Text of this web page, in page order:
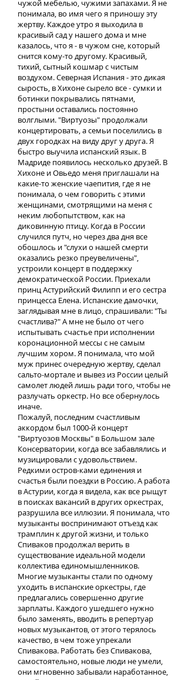
чужой мебелью, чужими запахами. Я не
понимала, во имя чего я приношу эту
жертву. Каждое утро я выходила в
красивый сад у нашего дома и мне
казалось, что я - в чужом сне, который
снится кому-то другому. Красивый,
тихий, сытный кошмар с чистым
воздухом. Северная Испания - это дикая
сырость, в Хихоне сырело все - сумки и
ботинки покрывались пятнами,
простыни оставались постоянно
волглыми. "Виртуозы" продолжали
концертировать, а семьи поселились в
двух городках на виду друг у друга. Я
быстро выучила испанский язык. В
Мадриде появилось несколько друзей. В
Хихоне и Овьедо меня приглашали на
какие-то женские чаепития, где я не
понимала, о чем говорить с этими
женщинами, смотрящими на меня с
неким любопытством, как на
диковинную птицу. Когда в России
случился путч, но через два дня все
обошлось и "слухи о нашей смерти
оказались резко преувеличены",
устроили концерт в поддержку
демократической России. Приехали
принц Астурийский Филипп и его сестра
принцесса Елена. Испанские дамочки,
заглядывая мне в лицо, спрашивали: "Ты
счастлива?" А мне не было от чего
испытывать счастье при исполнении
коронационной мессы с не самым
лучшим хором. Я понимала, что мой
муж принес очередную жертву, сделал
сальто-мортале и вывез из России целый
самолет людей лишь ради того, чтобы не
разлучать оркестр. Но все обернулось
иначе.
Пожалуй, последним счастливым
аккордом был 1000-й концерт
"Виртуозов Москвы" в Большом зале
Консерватории, когда все забавлялись и
музицировали с удовольствием.
Редкими остров-ками единения и
счастья были поездки в Россию. А работа
в Астурии, когда я видела, как все рыщут
в поисках вакансий в других оркестрах,
разрушила все иллюзии. Я понимала, что
музыканты воспринимают отъезд как
трамплин к другой жизни, и только
Спиваков продолжал верить в
существование идеальной модели
коллектива единомышленников.
Многие музыканты стали по одному
уходить в испанские оркестры, где
предлагались совершенно другие
зарплаты. Каждого ушедшего нужно
было заменять, вводить в репертуар
новых музыкантов, от этого терялось
качество, в чем тоже упрекали
Спивакова. Работать без Спивакова,
самостоятельно, новые люди не умели,
они мгновенно забывали наработанное,